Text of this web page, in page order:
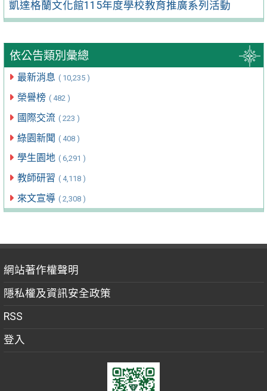
凱達格蘭文化館115年度學校教育推廣系列活動
依公告類別彙總
最新消息 ( 10,235 )
榮譽榜 ( 482 )
國際交流 ( 223 )
綠園新聞 ( 408 )
學生園地 ( 6,291 )
教師研習 ( 4,118 )
來文宣導 ( 2,308 )
網站著作權聲明
隱私權及資訊安全政策
RSS
登入